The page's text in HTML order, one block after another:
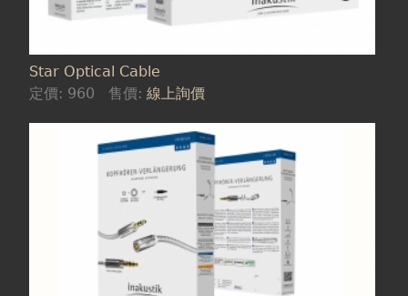
Star Optical Cable
定價: 960 售價:線上詢價